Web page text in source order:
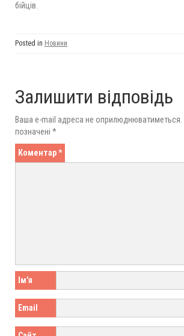
бійців.
Posted in Новини
Залишити відповідь
Ваша e-mail адреса не оприлюднюватиметься.
позначені *
Коментар*
Ім'я
Email